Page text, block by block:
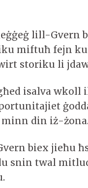
lill-Gvern
miftuħ fejn
storiku li
isalva
din iż-
biex jieħu
snin twal